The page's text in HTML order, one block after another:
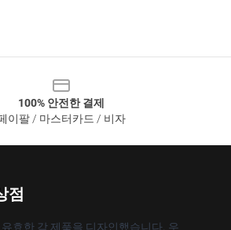
100% 안전한 결제
이팔 / 마스터카드 / 비자
점
효한 각 제품을 디자인했습니다. 우